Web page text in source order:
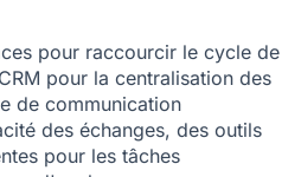
pour raccourcir le cycle de
CRM pour la centralisation des
de communication
des échanges, des outils
pour les tâches